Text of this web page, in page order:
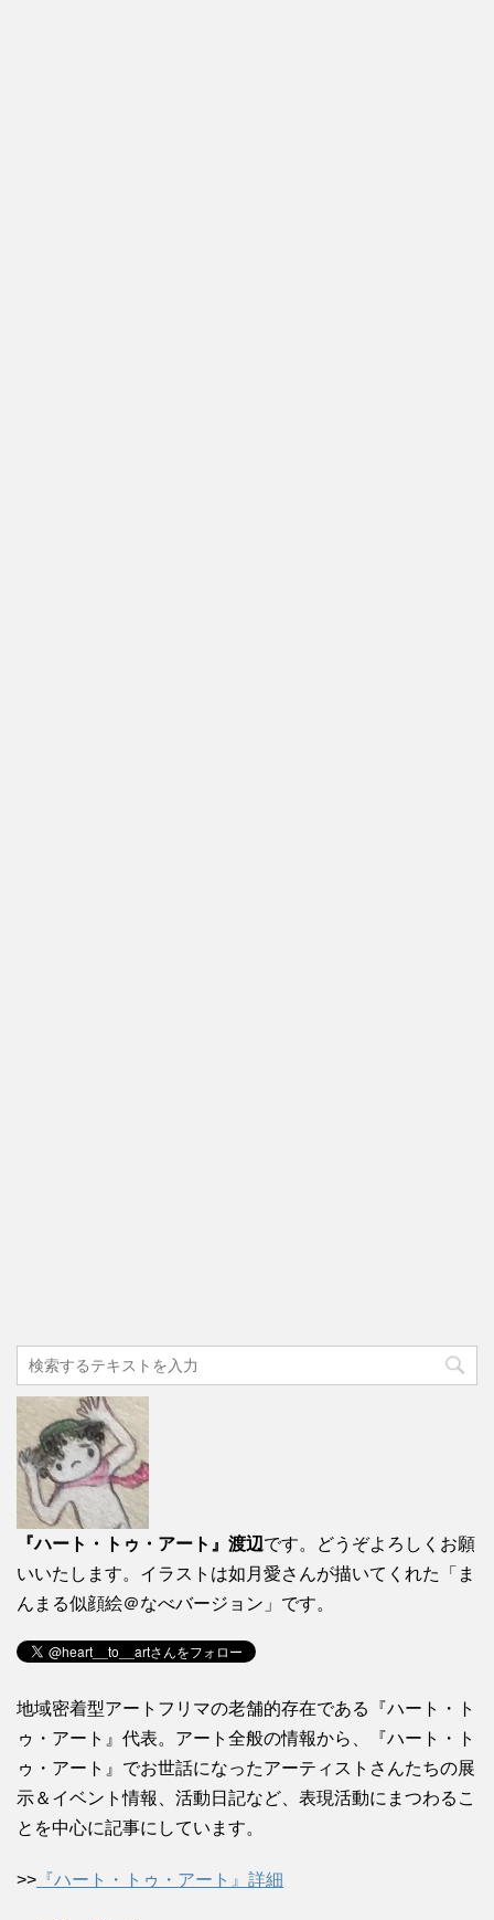
『ハート・トゥ・アート』渡辺です。どうぞよろしくお願
いいたします。イラストは如月愛さんが描いてくれた「ま
んまる似顔絵＠なべバージョン」です。
地域密着型アートフリマの老舗的存在である『ハート・ト
ゥ・アート』代表。アート全般の情報から、『ハート・ト
ゥ・アート』でお世話になったアーティストさんたちの展
示＆イベント情報、活動日記など、表現活動にまつわるこ
とを中心に記事にしています。
>> 『ハート・トゥ・アート』詳細